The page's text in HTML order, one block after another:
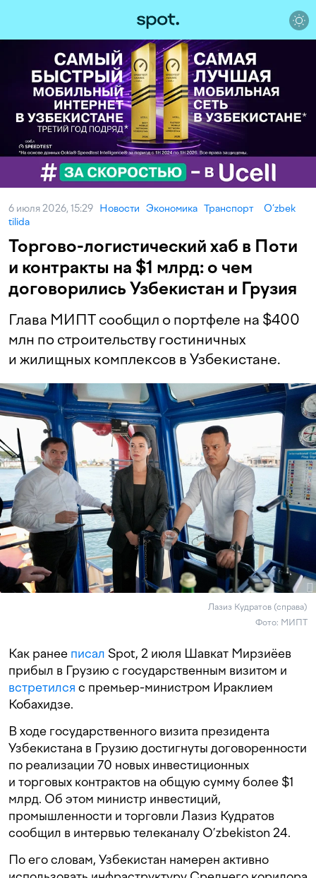
6 июля 2026, 15:29 Новости Экономика Транспорт
O‘zbek
tilida
Торгово-логистический хаб в Поти
и контракты на $1 млрд: о чем
договорились Узбекистан и Грузия
Глава МИПТ сообщил о портфеле на $400
млн по строительству гостиничных
и жилищных комплексов в Узбекистане.
Лазиз Кудратов (справа)
Фото: МИПТ
Как ранее писал Spot, 2 июля Шавкат Мирзиёев
прибыл в Грузию с государственным визитом и
встретился с премьер-министром Ираклием
Кобахидзе.
В ходе государственного визита президента
Узбекистана в Грузию достигнуты договоренности
по реализации 70 новых инвестиционных
и торговых контрактов на общую сумму более $1
млрд. Об этом министр инвестиций,
промышленности и торговли Лазиз Кудратов
сообщил в интервью телеканалу O’zbekiston 24.
По его словам, Узбекистан намерен активно